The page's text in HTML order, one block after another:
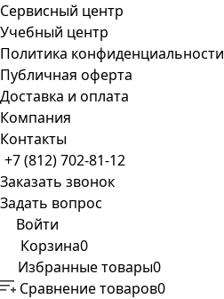
Сервисный центр
Учебный центр
Политика конфиденциальности
Публичная оферта
Доставка и оплата
Компания
Контакты
+7 (812) 702-81-12
Заказать звонок
Задать вопрос
Войти
Корзина0
Избранные товары0
Сравнение товаров0